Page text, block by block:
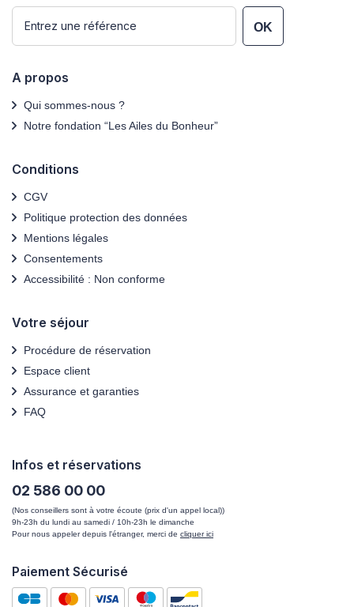
OK
A propos
Qui sommes-nous ?
Notre fondation “Les Ailes du Bonheur”
Conditions
CGV
Politique protection des données
Mentions légales
Consentements
Accessibilité : Non conforme
Votre séjour
Procédure de réservation
Espace client
Assurance et garanties
FAQ
Infos et réservations
02 586 00 00
(Nos conseillers sont à votre écoute (prix d'un appel local))
9h-23h du lundi au samedi / 10h-23h le dimanche
Pour nous appeler depuis l'étranger, merci de cliquer ici
Paiement Sécurisé